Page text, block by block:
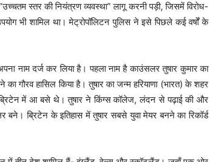
स्तर की नियंत्रण व्यवस्था” लागू करनी पड़ी, जिसमें विरोध-
भी शामिल था। मेट्रोपॉलिटन पुलिस ने इसे पिछले कई वर्षों के
नाम दर्ज कर लिया है। पहला नाम है काउंसलर तुषार कुमार का
गौरव हासिल किया है। तुषार का जन्म हरियाणा (भारत) के शहर
में आ बसे थे। तुषार ने किंग्स कॉलेज, लंदन से पढ़ाई की और
ब्रिटेन के इतिहास में तुषार सबसे युवा मेयर बनने का रिकॉर्ड